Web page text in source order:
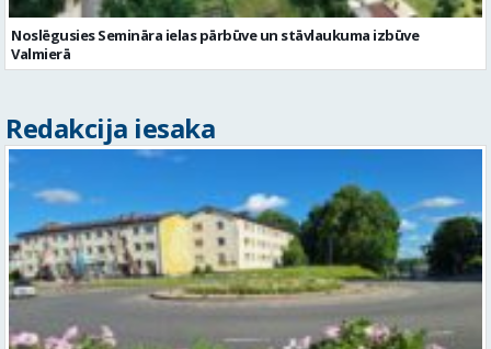
Noslēgusies Semināra ielas pārbūve un stāvlaukuma izbūve
Valmierā
Redakcija iesaka